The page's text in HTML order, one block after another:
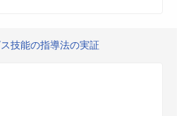
技能の指導法の実証